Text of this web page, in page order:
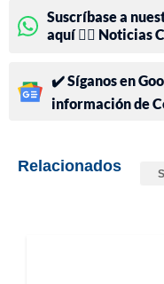
Suscríbase a
aquí 👉🏻 Noticias
✔️ Síganos en
información de
Relacionados